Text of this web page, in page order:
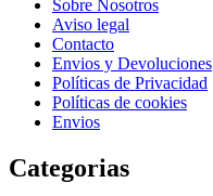
Sobre Nosotros
Aviso legal
Contacto
Envios y Devoluciones
Políticas de Privacidad
Políticas de cookies
Envios
Categorias